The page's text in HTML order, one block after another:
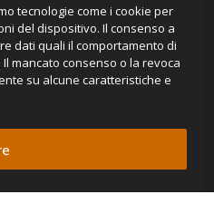
tecnologie come i cookie per
del dispositivo. Il consenso a
dati quali il comportamento di
mancato consenso o la revoca
su alcune caratteristiche e